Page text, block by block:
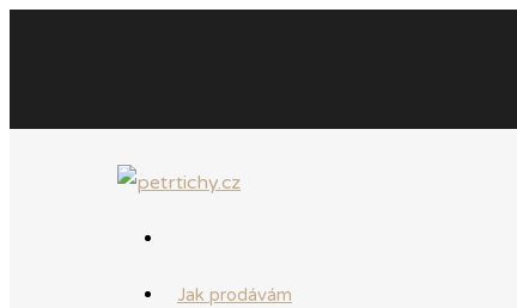
Jak prodávám